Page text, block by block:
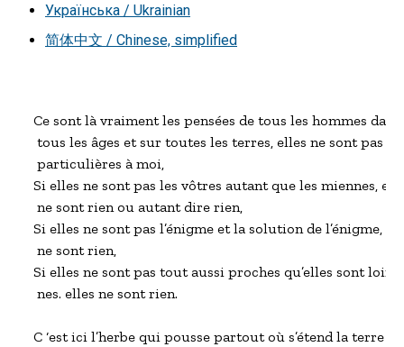
Українська / Ukrainian
简体中文 / Chinese, simplified
Ce sont là vraiment les pensées de tous les hommes dans
tous les âges et sur toutes les terres, elles ne sont pas
particulières à moi,
Si elles ne sont pas les vôtres autant que les miennes,
ne sont rien ou autant dire rien,
Si elles ne sont pas l’énigme et la solution de l’énigme,
ne sont rien,
Si elles ne sont pas tout aussi proches qu’elles sont
nes. elles ne sont rien.
C ‘est ici l’herbe qui pousse partout où s’étend la terre et